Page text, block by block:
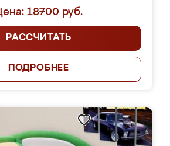
18700 руб.
РАССЧИТАТЬ
ПОДРОБНЕЕ